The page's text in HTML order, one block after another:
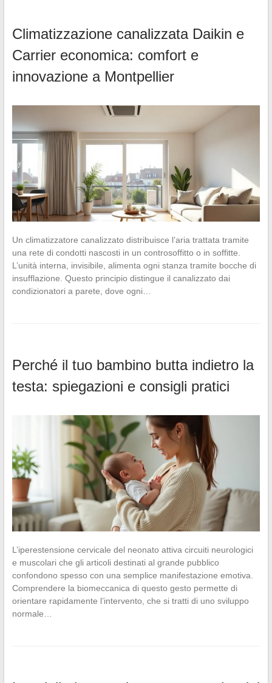
Climatizzazione canalizzata Daikin e
Carrier economica: comfort e
innovazione a Montpellier
Un climatizzatore canalizzato distribuisce l’aria trattata tramite
una rete di condotti nascosti in un controsoffitto o in soffitte.
L’unità interna, invisibile, alimenta ogni stanza tramite bocche di
insufflazione. Questo principio distingue il canalizzato dai
condizionatori a parete, dove ogni…
Perché il tuo bambino butta indietro la
testa: spiegazioni e consigli pratici
L’iperestensione cervicale del neonato attiva circuiti neurologici
e muscolari che gli articoli destinati al grande pubblico
confondono spesso con una semplice manifestazione emotiva.
Comprendere la biomeccanica di questo gesto permette di
orientare rapidamente l’intervento, che si tratti di uno sviluppo
normale…